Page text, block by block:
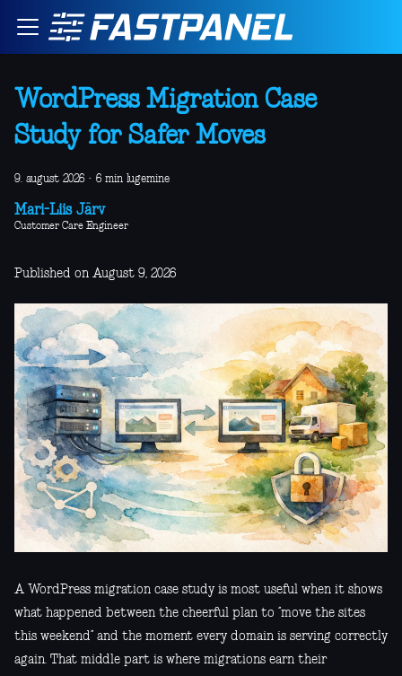
WordPress Migration Case
Study for Safer Moves
9. august 2026 · 6 min lugemine
Mari-Liis Järv
Customer Care Engineer
Published on August 9, 2026
A WordPress migration case study is most useful when it shows
what happened between the cheerful plan to “move the sites
this weekend” and the moment every domain is serving correctly
again. That middle part is where migrations earn their